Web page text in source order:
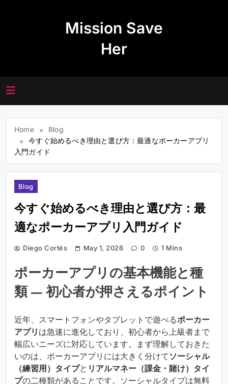
Mission Save
Her
Home
Blog
今すぐ始めるべき理由と選び方：最適なポーカーアプリ
入門ガイド
Blog
今すぐ始めるべき理由と選び方：最
適なポーカーアプリ入門ガイド
Diego Cortés May 1, 2026 0 1 Mins
ポーカーアプリの基本機能と種
類 — 初心者が押さえるポイント
近年、スマートフォンやタブレットで遊べるポーカー
アプリ は急速に進化しており、初心者から上級者まで
幅広いニーズに対応しています。まず理解しておきた
いのは、ポーカーアプリには大きく分けて ソーシャル
（練習用）タイプと リアルマネー（課金・賭け）タイ
プの二種類があることです。ソーシャルタイプは無料